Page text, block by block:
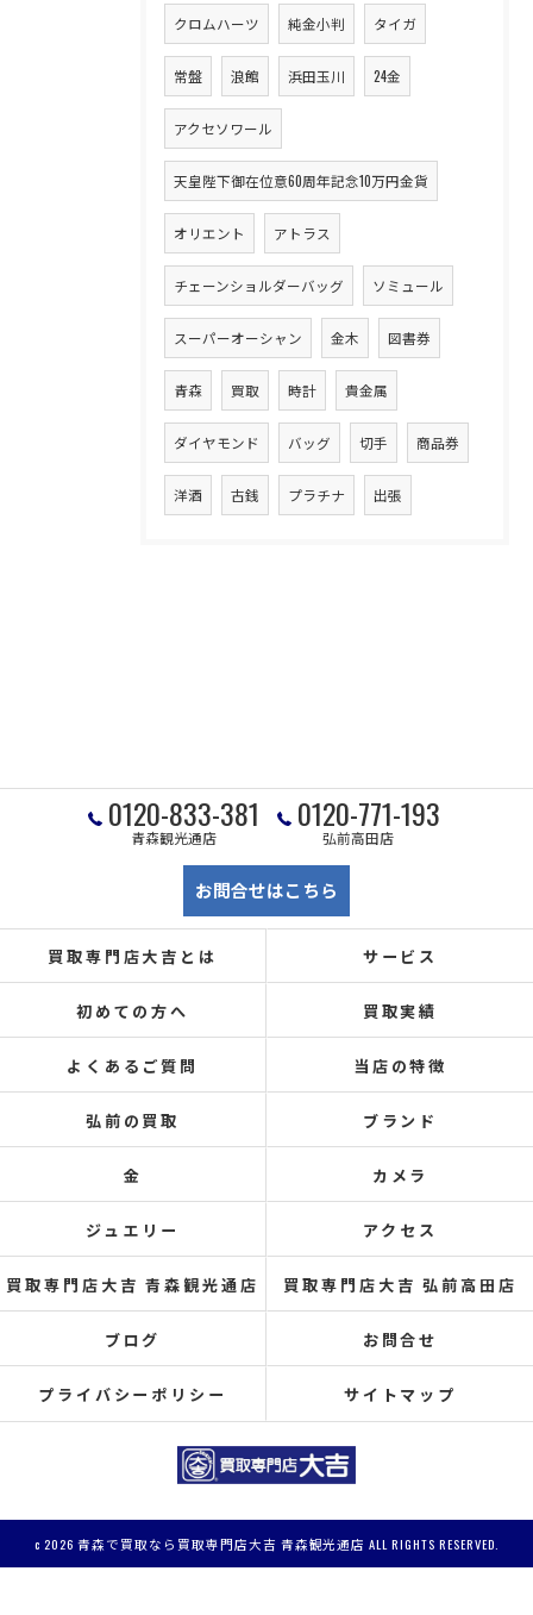
クロムハーツ 純金小判 タイガ
常盤 浪館 浜田玉川 24金
アクセソワール
天皇陛下御在位意60周年記念10万円金貨
オリエント アトラス
チェーンショルダーバッグ ソミュール
スーパーオーシャン 金木 図書券
青森 買取 時計 貴金属
ダイヤモンド バッグ 切手 商品券
洋酒 古銭 プラチナ 出張
0120-833-381
青森観光通店
0120-771-193
弘前高田店
お問合せはこちら
買取専門店大吉とは サービス
初めての方へ 買取実績
よくあるご質問 当店の特徴
弘前の買取 ブランド
金 カメラ
ジュエリー アクセス
買取専門店大吉 青森観光通店 買取専門店大吉 弘前高田店
ブログ お問合せ
プライバシーポリシー サイトマップ
c 2026 青森で買取なら買取専門店大吉 青森観光通店 ALL RIGHTS RESERVED.